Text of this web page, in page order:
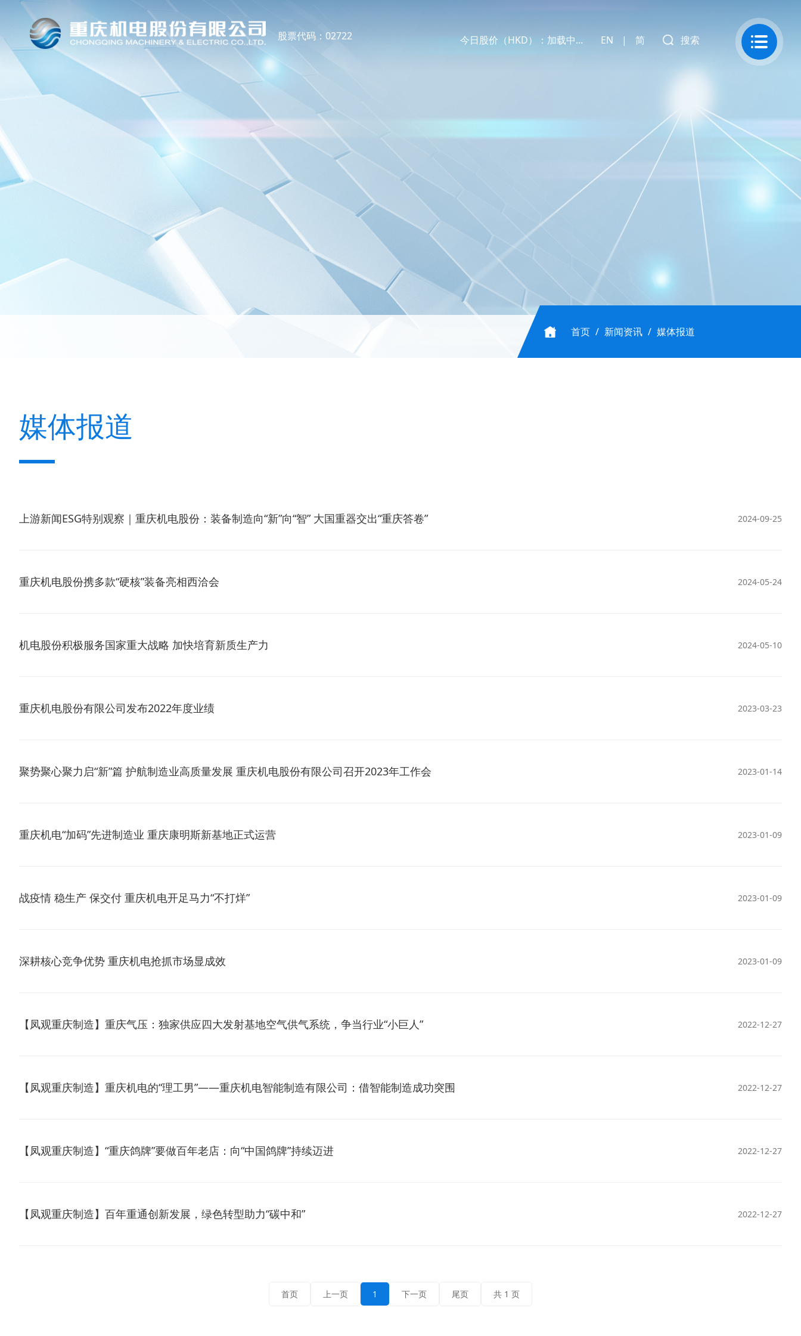
股票代码：02722 今日股价（HKD）： 加载中... EN | 简 搜索
首页 / 新闻资讯 / 媒体报道
媒体报道
上游新闻ESG特别观察｜重庆机电股份：装备制造向“新”向“智” 大国重器交出“重庆答卷” 2024-09-25
重庆机电股份携多款“硬核”装备亮相西洽会 2024-05-24
机电股份积极服务国家重大战略 加快培育新质生产力 2024-05-10
重庆机电股份有限公司发布2022年度业绩 2023-03-23
聚势聚心聚力启“新”篇 护航制造业高质量发展 重庆机电股份有限公司召开2023年工作会 2023-01-14
重庆机电“加码”先进制造业 重庆康明斯新基地正式运营 2023-01-09
战疫情 稳生产 保交付 重庆机电开足马力“不打烊” 2023-01-09
深耕核心竞争优势 重庆机电抢抓市场显成效 2023-01-09
【凤观重庆制造】重庆气压：独家供应四大发射基地空气供气系统，争当行业“小巨人” 2022-12-27
【凤观重庆制造】重庆机电的“理工男”——重庆机电智能制造有限公司：借智能制造成功突围 2022-12-27
【凤观重庆制造】“重庆鸽牌”要做百年老店：向“中国鸽牌”持续迈进 2022-12-27
【凤观重庆制造】百年重通创新发展，绿色转型助力“碳中和” 2022-12-27
首页 上一页 1 下一页 尾页 共 1 页